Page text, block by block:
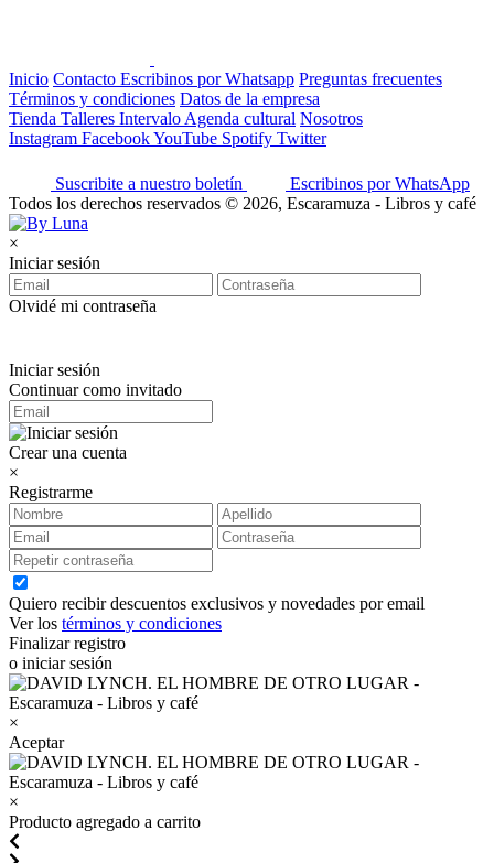
Inicio Contacto Escribinos por Whatsapp Preguntas frecuentes
Términos y condiciones Datos de la empresa
Tienda Talleres Intervalo Agenda cultural Nosotros
Instagram FacebookYouTube Spotify Twitter
Suscribite a nuestro boletín
Escribinos por WhatsApp
Todos los derechos reservados © 2026, Escaramuza - Libros y café
×
Iniciar sesión
Olvidé mi contraseña
Iniciar sesión
Continuar como invitado
Crear una cuenta
×
Registrarme
Quiero recibir descuentos exclusivos y novedades por email
Ver los términos y condiciones
Finalizar registro
o iniciar sesión
×
Aceptar
×
Producto agregado a carrito